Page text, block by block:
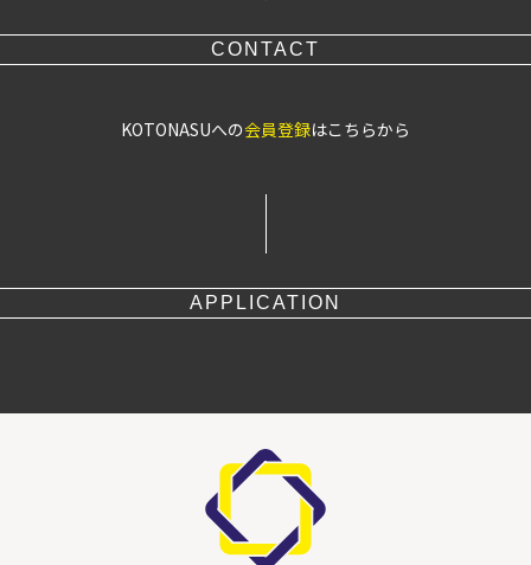
CONTACT
KOTONASUへの会員登録はこちらから
APPLICATION